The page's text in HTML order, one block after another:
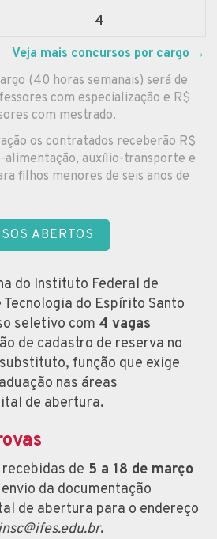
4
Veja mais concursos por cargo →
(40 horas semanais) será de
com especialização e R$
com mestrado.
os contratados receberão R$
auxílio-transporte e
filhos menores de seis anos de
ABERTOS
do Instituto Federal de
Tecnologia do Espírito Santo
seletivo com 4 vagas
de cadastro de reserva no
função que exige
nas áreas
de abertura.
de 5 a 18 de março
da documentação
de abertura para o endereço
.